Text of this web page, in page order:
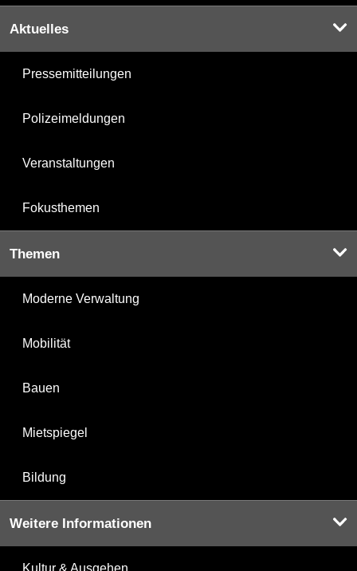
Aktuelles
Pressemitteilungen
Polizeimeldungen
Veranstaltungen
Fokusthemen
Themen
Moderne Verwaltung
Mobilität
Bauen
Mietspiegel
Bildung
Weitere Informationen
Kultur & Ausgehen